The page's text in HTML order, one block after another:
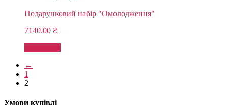
Подарунковий набір "Омолодження"
7140.00 ₴
←
1
2
Умови купівлі